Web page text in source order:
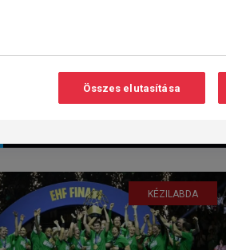
jának minden mérkőzését. A Győri
KÉZILABDA
Összes elutasítása